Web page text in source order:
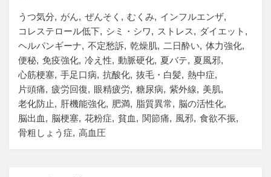
うつ気分 がん ぜんそく むくみ
インフルエンザ
コレステロール低下
シミ・シワ ストレス
ダイエット
ヘルパンギーナ
不定愁訴 乾燥肌 二日酔い
体力強化
便秘 免疫強化 冷え性 動脈硬化 夏バテ
夏風邪
心筋梗塞 手足口病 抗酸化 抜毛・白髪 熱中症
片頭痛
疲労回復 眼精疲労 糖尿病 紫外線
美肌
老化防止
肝機能強化 肥満 脂質異常
脳の活性化
脳出血
脳梗塞 花粉症 貧血 関節痛 風邪 食欲不振
骨粗しょう症
高血圧